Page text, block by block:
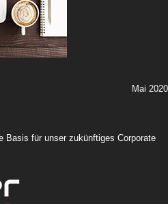
Mai 2020
Basis für unser zukünftiges Corporate